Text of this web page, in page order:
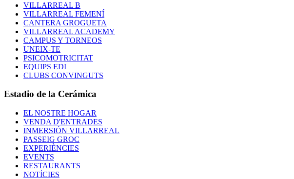
VILLARREAL B
VILLARREAL FEMENÍ
CANTERA GROGUETA
VILLARREAL ACADEMY
CAMPUS Y TORNEOS
UNEIX-TE
PSICOMOTRICITAT
EQUIPS EDI
CLUBS CONVINGUTS
Estadio de la Cerámica
EL NOSTRE HOGAR
VENDA D'ENTRADES
INMERSIÓN VILLARREAL
PASSEIG GROC
EXPERIÈNCIES
EVENTS
RESTAURANTS
NOTÍCIES